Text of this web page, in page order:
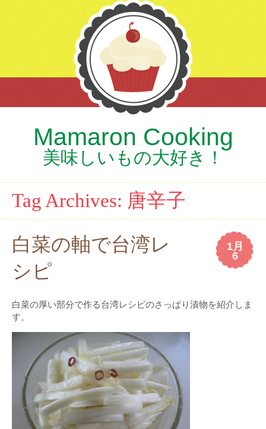
Mamaron Cooking
美味しいもの大好き！
Tag Archives: 唐辛子
1月
6
白菜の軸で台湾レ
シピ
白菜の厚い部分で作る台湾レシピのさっぱり漬物を紹介しま
す。